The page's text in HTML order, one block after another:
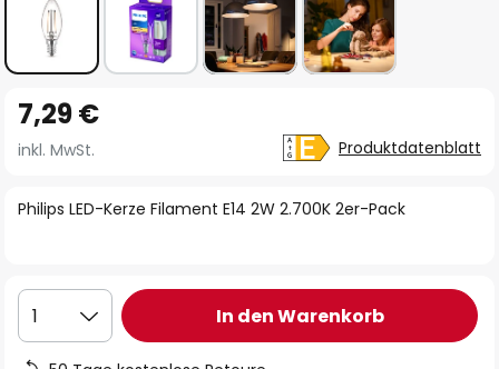
Anfang
der
springen
Philips LED-Kerze Filament E14 2W 2.700K 2er-Pack
7,29 €
inkl. MwSt. Produktdatenblatt
1 In den Warenkorb